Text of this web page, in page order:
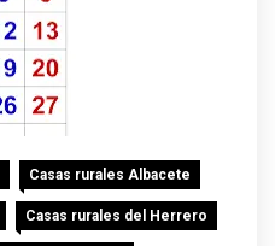
Casas rurales Albacete
Casas rurales del Herrero